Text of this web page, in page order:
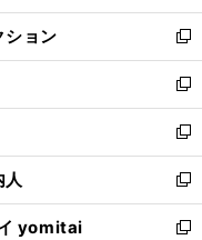
開
く
ウ
で
開
く
ン
ド
ウ
で
開
く
ウ
ィ
ン
ド
ウ
で
開
く
ション
新
し
い
ウ
ィ
ン
ド
ウ
で
新
し
い
ウ
ィ
ン
ド
新
し
い
ウ
ィ
新
し
い
yomitai
新